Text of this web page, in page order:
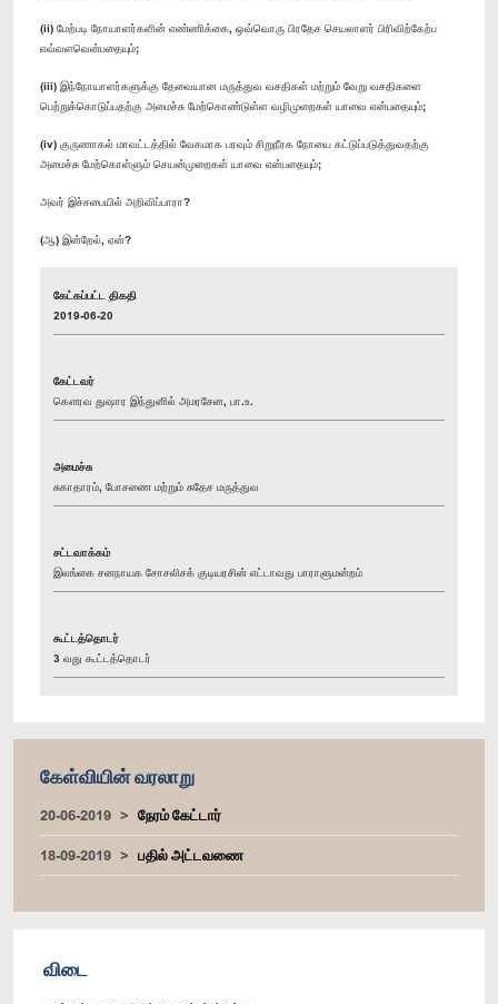
(ii) மேற்படி நோயாளர்களின் எண்ணிக்கை, ஒவ்வொரு பிரதேச செயலாளர் பிரிவிற்கேற்ப
எவ்வளவென்பதையும்;
(iii) இந்நோயாளர்களுக்கு தேவையான மருத்துவ வசதிகள் மற்றும் வேறு வசதிகளை
பெற்றுக்கொடுப்பதற்கு அமைச்சு மேற்கொண்டுள்ள வழிமுறைகள் யாவை என்பதையும்;
(iv) குருணாகல் மாவட்டத்தில் வேகமாக பரவும் சிறுநீரக நோயை கட்டுப்படுத்துவதற்கு
அமைச்சு மேற்கொள்ளும் செயன்முறைகள் யாவை என்பதையும்;
அவர் இச்சபையில் அறிவிப்பாரா?
(ஆ) இன்றேல், ஏன்?
கேட்கப்பட்ட திகதி
2019-06-20
கேட்டவர்
கௌரவ துஷார இந்துனில் அமரசேன, பா.உ.
அமைச்சு
சுகாதாரம், போசணை மற்றும் சுதேச மருத்துவ
சட்டவாக்கம்
இலங்கை சனநாயக சோசலிசக் குடியரசின் எட்டாவது பாராளுமன்றம்
கூட்டத்தொடர்
3 வது கூட்டத்தொடர்
கேள்வியின் வரலாறு
20-06-2019
நேரம் கேட்டார்
18-09-2019
பதில் அட்டவணை
விடை